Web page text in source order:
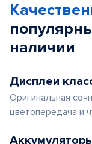
наличии
Дисплеи
Оригинальная
цветопередача и